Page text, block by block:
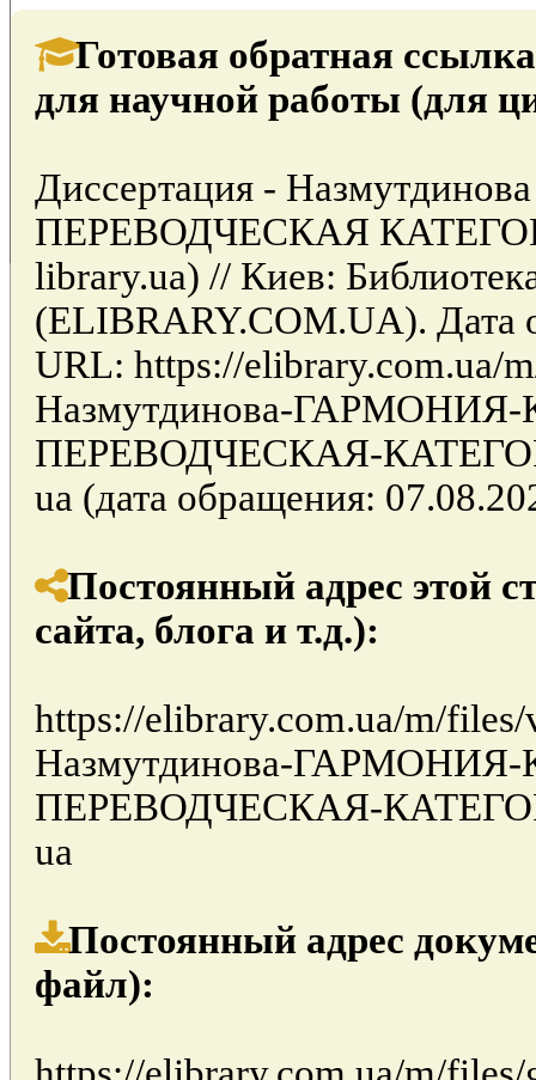
Готовая обратная
для научной работы (для
Диссертация -
ПЕРЕВОДЧЕСКАЯ
library.ua) // Киев:
(ELIBRARY.COM.UA). Дата
URL: https://elibrary.com.ua/
Назмутдинова-
ПЕРЕВОДЧЕСКАЯ-
ua (дата обращения:
Постоянный адрес этой
сайта, блога и т.д.):
https://elibrary.com.ua/m/
Назмутдинова-
ПЕРЕВОДЧЕСКАЯ-
ua
Постоянный адрес
файл):